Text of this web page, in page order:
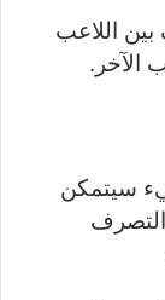
اللاعب
الآخر.
سيتمكن
التصرف